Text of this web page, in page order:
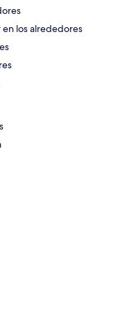
en los alrededores